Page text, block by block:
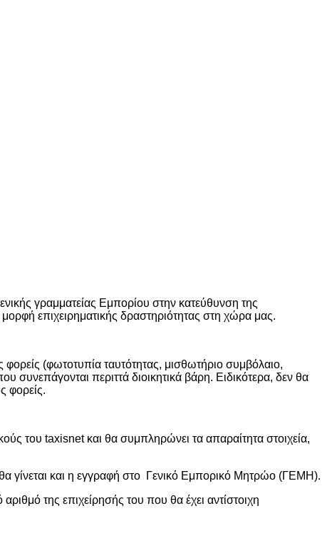
γραμματείας Εμπορίου στην κατεύθυνση της
επιχειρηματικής δραστηριότητας στη χώρα μας.
(φωτοτυπία ταυτότητας, μισθωτήριο συμβόλαιο,
περιττά διοικητικά βάρη. Ειδικότερα, δεν θα
φορείς.
του taxisnet και θα συμπληρώνει τα απαραίτητα στοιχεία,
γίνεται και η εγγραφή στο Γενικό Εμπορικό Μητρώο (ΓΕΜΗ).
της επιχείρησής του που θα έχει αντίστοιχη